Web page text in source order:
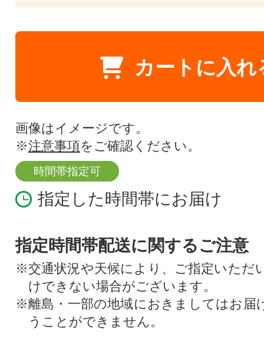
カートに入れ
画像はイメージです。
※注意事項をご確認ください。
時間帯指定可
指定した時間帯にお届け
指定時間帯配送に関するご注意
※交通状況や天候により、ご指定いただ
けできない場合がございます。
※離島・一部の地域におきましてはお届
うことができません。